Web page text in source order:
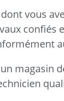
vous
confiés
magasin